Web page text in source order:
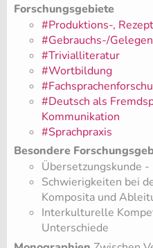
Forschungsgebiete
#Produktions-,
#Gebrauchs-/
#Trivialliteratur
#Wortbildung
#Deutsch als
Kommunikation
#Sprachpraxis
Besondere
Übersetzungskunde
Schwierigkeiten bei
Komposita und
Interkulturelle
Unterschiede